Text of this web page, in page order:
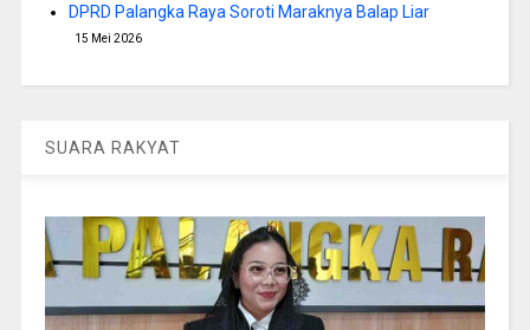
DPRD Palangka Raya Soroti Maraknya Balap Liar
15 Mei 2026
SUARA RAKYAT